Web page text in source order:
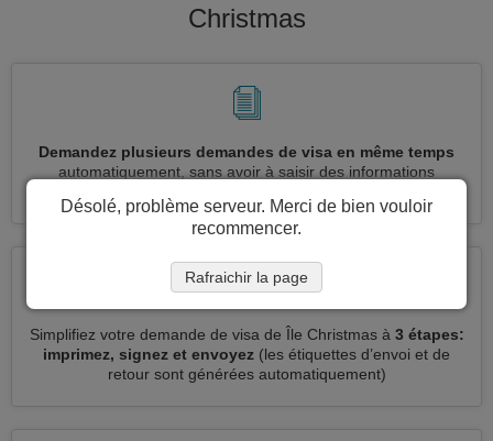
Christmas
Demandez plusieurs demandes de visa en même temps
automatiquement, sans avoir à saisir des informations
Simplifiez votre demande de visa de Île Christmas à 3 étapes:
imprimez, signez et envoyez (les étiquettes d’envoi et de
retour sont générées automatiquement)
Désolé, problème serveur. Merci de bien vouloir
recommencer.
Rafraichir la page